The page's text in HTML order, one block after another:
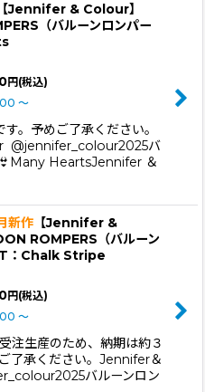
【Jennifer & Colour】
（バルーンロンパー
円 (税込)
～
。予めご了承ください。
@jennifer_colour2025バ
HeartsJennifer ＆
新作 【Jennifer &
ROMPERS（バルーン
：Chalk Stripe
円(税込)
～
注生産のため、納期は約３
了承ください。Jennifer＆
バルーンロン